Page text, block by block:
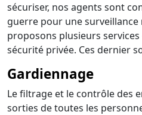
sécuriser, nos agents sont
guerre pour une surveillance
proposons plusieurs
sécurité privée. Ces dernier
Gardiennage
Le filtrage et le contrôle des
sorties de toutes les